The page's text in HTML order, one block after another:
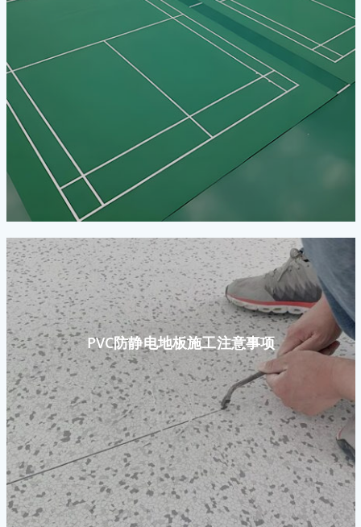
PVC防静电地板施工注意事项